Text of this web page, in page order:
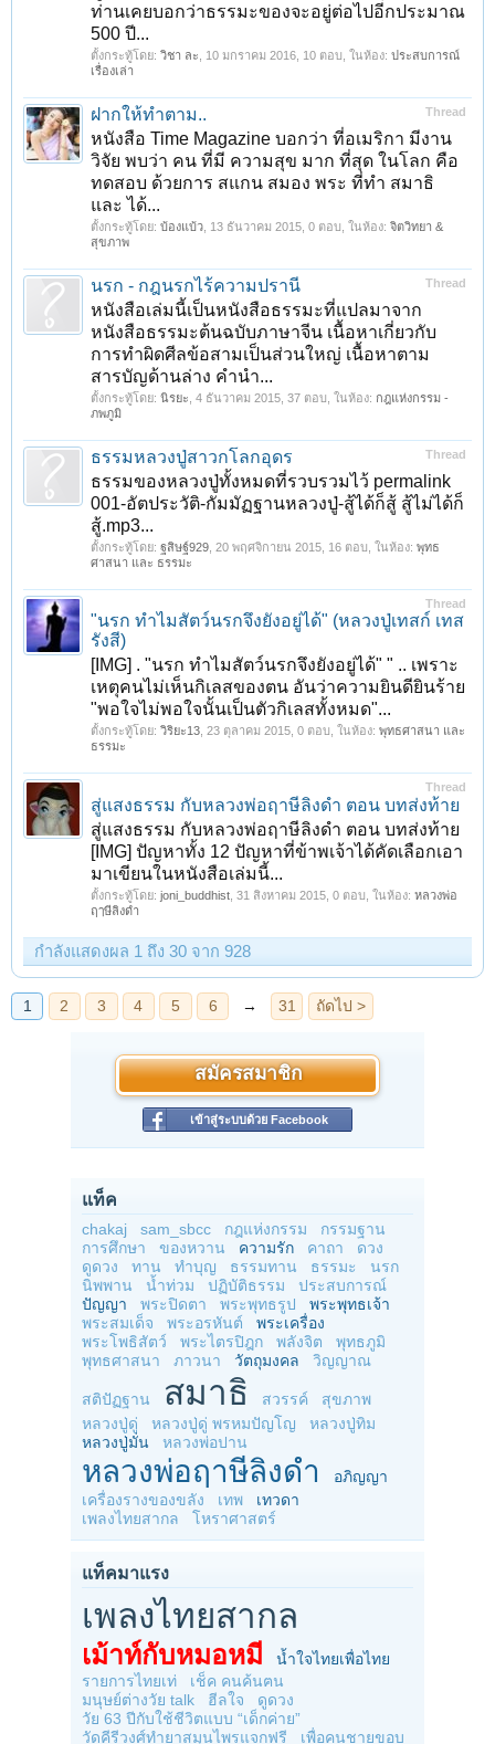
ท่านเคยบอกว่าธรรมะของจะอยู่ต่อไปอีกประมาณ
500 ปี...
ตั้งกระทู้โดย: วิชา ละ 10 มกราคม 2016 , 10 ตอบ, ในห้อง: ประสบการณ์
เรื่องเล่า
Thread
ฝากให้ทำตาม..
หนังสือ Time Magazine บอกว่า ที่อเมริกา มีงาน
วิจัย พบว่า คน ที่มี ความสุข มาก ที่สุด ในโลก คือ
ทดสอบ ด้วยการ สแกน สมอง พระ ที่ทำ สมาธิ
และ ได้...
ตั้งกระทู้โดย: บ้องแบ้ว 13 ธันวาคม 2015 , 0 ตอบ, ในห้อง: จิตวิทยา &
สุขภาพ
Thread
นรก - กฎนรกไร้ความปรานี
หนังสือเล่มนี้เป็นหนังสือธรรมะที่แปลมาจาก
หนังสือธรรมะต้นฉบับภาษาจีน เนื้อหาเกี่ยวกับ
การทำผิดศีลข้อสามเป็นส่วนใหญ่ เนื้อหาตาม
สารบัญด้านล่าง คำนำ...
ตั้งกระทู้โดย: นิรยะ 4 ธันวาคม 2015 , 37 ตอบ, ในห้อง: กฎแห่งกรรม -
ภพภูมิ
Thread
ธรรมหลวงปู่สาวกโลกอุดร
ธรรมของหลวงปู่ทั้งหมดที่รวบรวมไว้ permalink
001-อัตประวัติ-กัมมัฏฐานหลวงปู่-สู้ได้ก็สู้ สู้ไม่ได้ก็
สู้.mp3...
ตั้งกระทู้โดย: ฐสิษฐ์929 20 พฤศจิกายน 2015 , 16 ตอบ, ในห้อง: พุทธ
ศาสนา และ ธรรมะ
Thread
"นรก ทำไมสัตว์นรกจึงยังอยู่ได้" (หลวงปู่เทสก์ เทส
รังสี)
[IMG] . "นรก ทำไมสัตว์นรกจึงยังอยู่ได้" " .. เพราะ
เหตุคนไม่เห็นกิเลสของตน อันว่าความยินดียินร้าย
"พอใจไม่พอใจนั้นเป็นตัวกิเลสทั้งหมด"...
ตั้งกระทู้โดย: วิริยะ13 23 ตุลาคม 2015 , 0 ตอบ, ในห้อง: พุทธศาสนา และ
ธรรมะ
Thread
สู่แสงธรรม กับหลวงพ่อฤาษีลิงดำ ตอน บทส่งท้าย
สู่แสงธรรม กับหลวงพ่อฤาษีลิงดำ ตอน บทส่งท้าย
[IMG] ปัญหาทั้ง 12 ปัญหาที่ข้าพเจ้าได้คัดเลือกเอา
มาเขียนในหนังสือเล่มนี้...
ตั้งกระทู้โดย: joni_buddhist 31 สิงหาคม 2015 , 0 ตอบ, ในห้อง: หลวงพ่อ
ฤๅษีลิงดำ
กำลังแสดงผล 1 ถึง 30 จาก 928
สมัครสมาชิก
เข้าสู่ระบบด้วย Facebook
แท็ค
chakaj sam_sbcc กฎแห่งกรรม
กรรมฐาน
การศึกษา
ของหวาน ความรัก คาถา
ดวง
ดูดวง
ทาน ทำบุญ ธรรมทาน ธรรมะ
นรก
นิพพาน
น้ำท่วม ปฏิบัติธรรม
ประสบการณ์
ปัญญา
พระปิดตา พระพุทธรูป
พระพุทธเจ้า
พระสมเด็จ
พระอรหันต์
พระเครื่อง
พระโพธิสัตว์
พระไตรปิฎก พลังจิต
พุทธภูมิ
พุทธศาสนา
ภาวนา วัตถุมงคล วิญญาณ
สติปัฏฐาน สมาธิ สวรรค์
สุขภาพ
หลวงปู่ดู่
หลวงปู่ดู่ พรหมปัญโญ
หลวงปู่ทิม
หลวงปู่มั่น
หลวงพ่อปาน
หลวงพ่อฤาษีลิงดำ
อภิญญา
เครื่องรางของขลัง
เทพ
เทวดา
เพลงไทยสากล
โหราศาสตร์
แท็คมาแรง
เพลงไทยสากล
เม้าท์กับหมอหมี
น้ำใจไทยเพื่อไทย
รายการไทยเท่
เช็ค คนค้นฅน
มนุษย์ต่างวัย talk
ฮีลใจ
ดูดวง
วัย 63 ปีกับใช้ชีวิตแบบ “เด็กค่าย”
วัดคีรีวงศ์ทำยาสมุนไพรแจกฟรี
เพื่อคนชายขอบ